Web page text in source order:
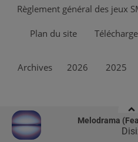
Melodrama
Règlement général des jeux
Plan du site
Archives 2026 2025